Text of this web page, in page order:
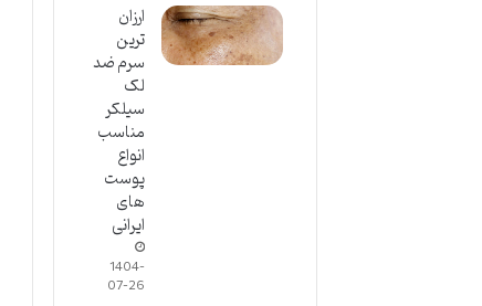
ارزان
ترین
سرم ضد
لک
سیلکر
مناسب
انواع
پوست
های
ایرانی
1404-
07-26